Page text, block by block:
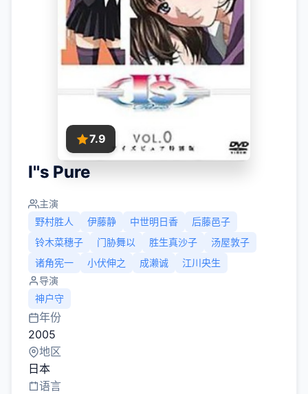
7.9
I''s Pure
主演
野村胜人
伊藤静 中世明日香
后藤邑子
铃木菜穗子
门胁舞以 胜生真沙子
汤屋敦子
诸角宪一
小伏伸之 成濑诚
江川央生
导演
神户守
年份
2005
地区
日本
语言